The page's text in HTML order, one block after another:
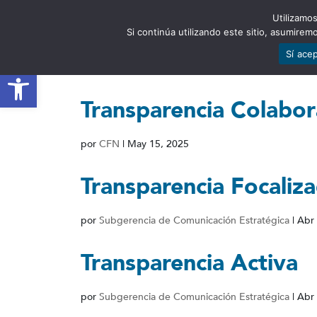
Abrir barra de herramientas
Transparencia
por CFN | May 15, 2025
Transparencia
por Subgerencia de Comunicación Estratégica | Abr
Transparencia Activa
por Subgerencia de Comunicación Estratégica | Abr
Si continúa utilizando este sitio,
Sí